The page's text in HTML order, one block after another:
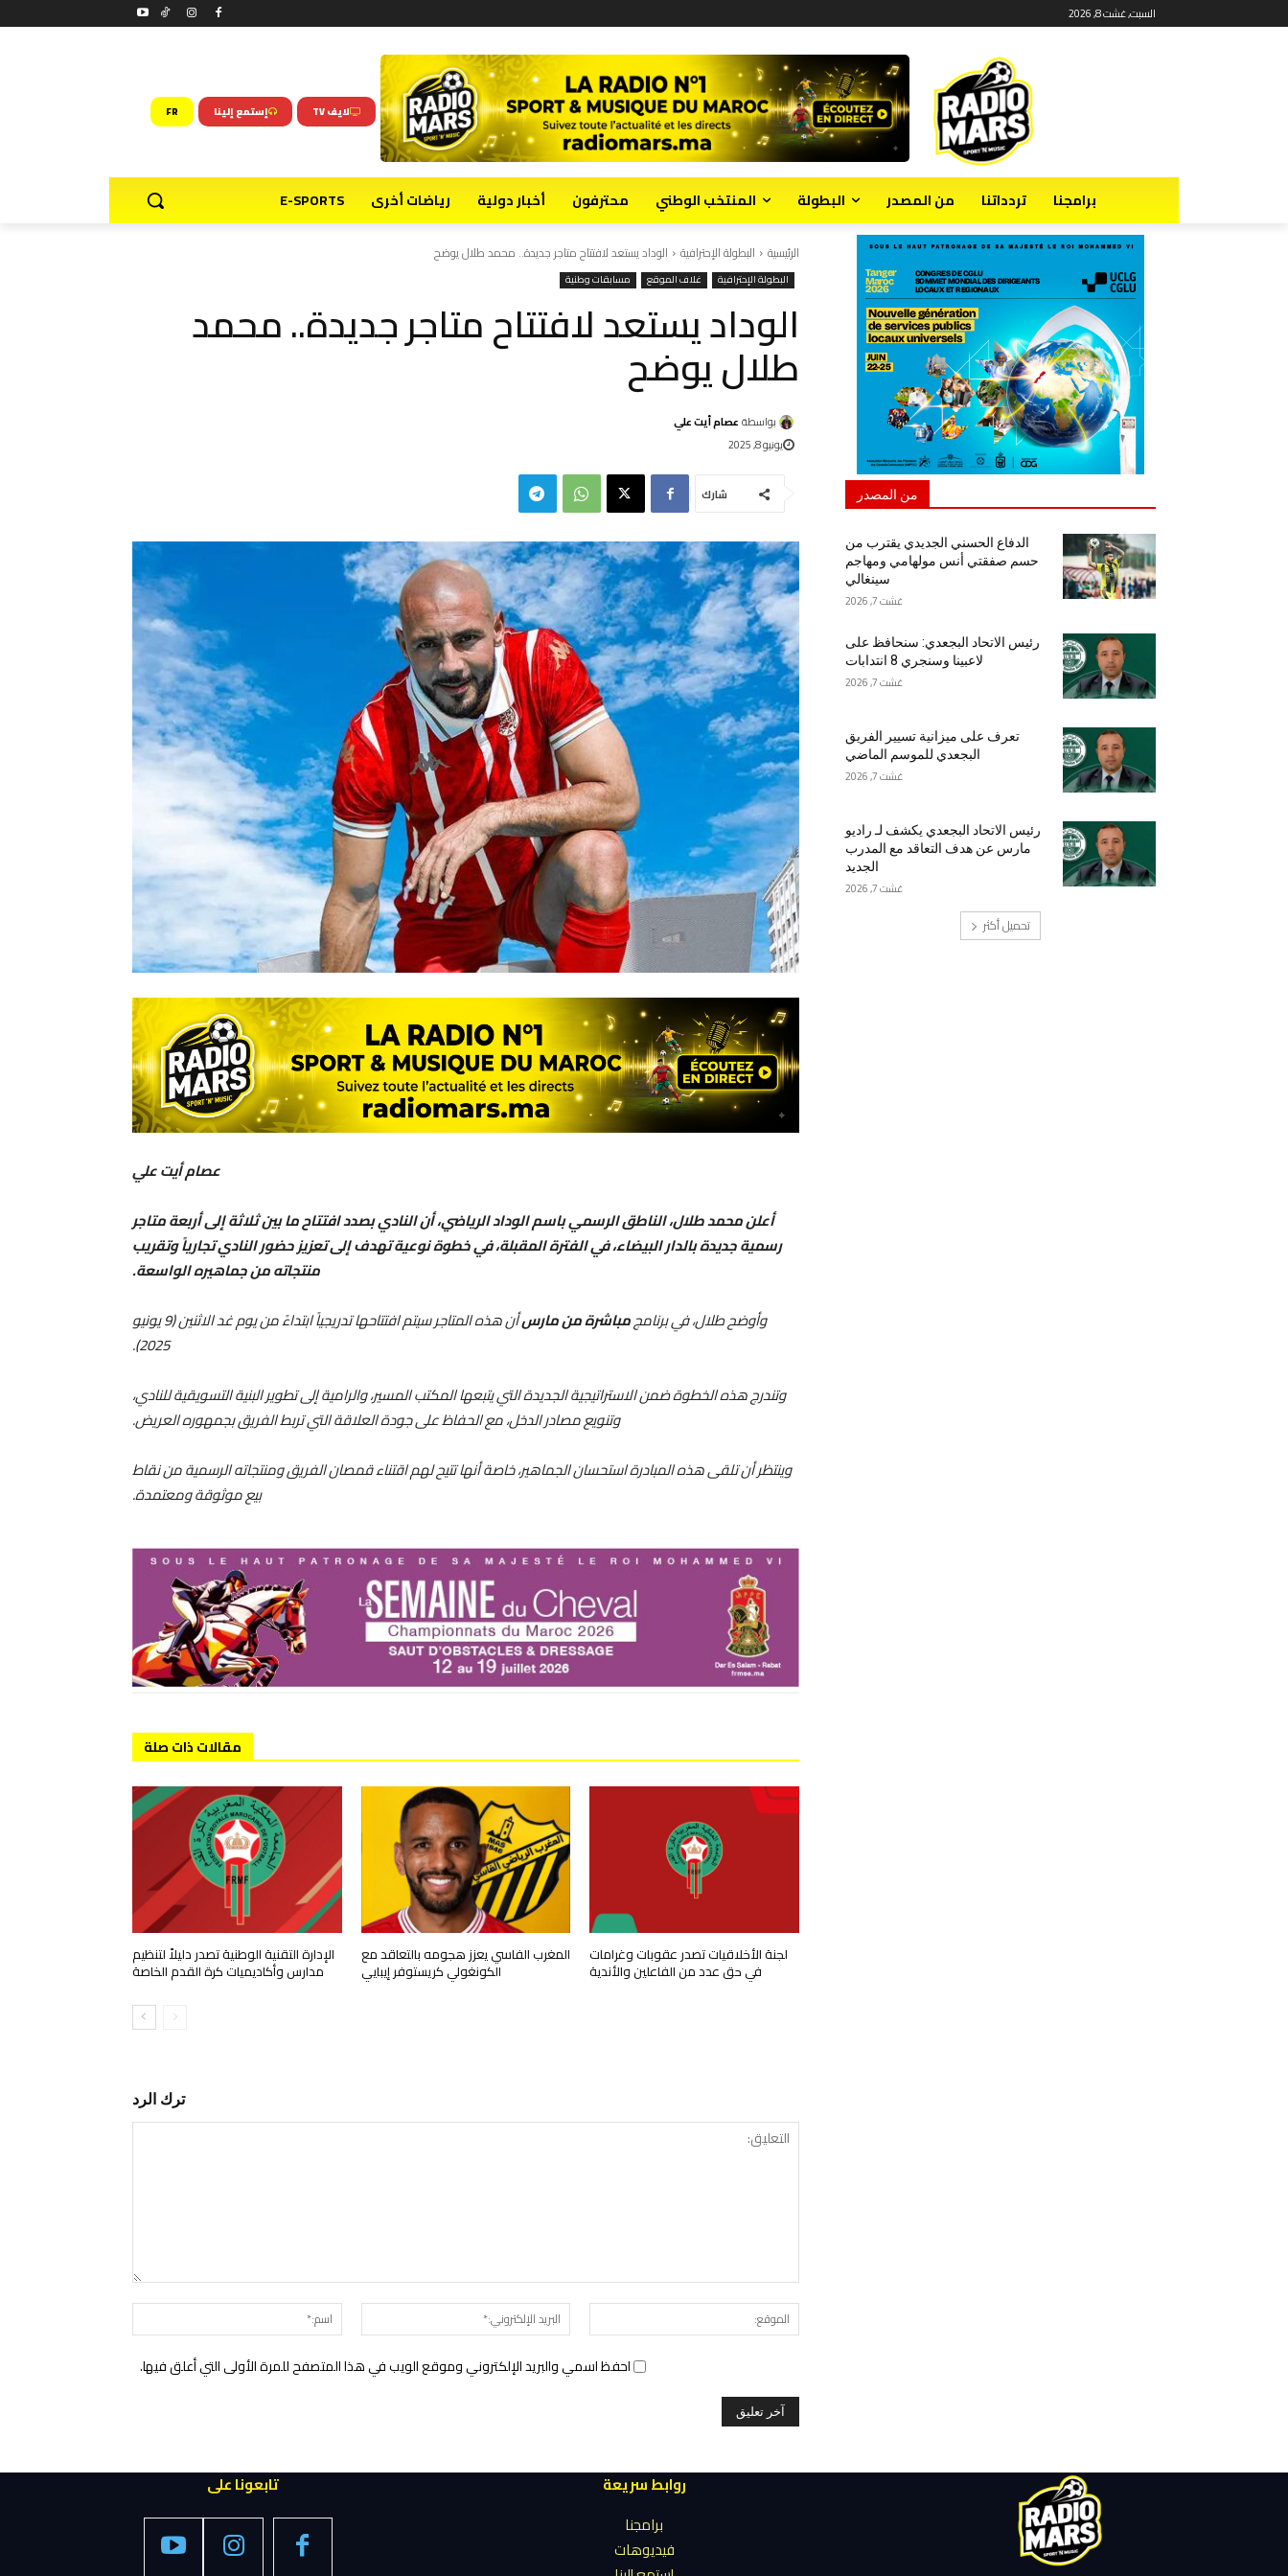
السبت, غشت 8, 2026
لايف TV إستمع إلينا FR
برامجنا تردداتنا من المصدر البطولة المنتخب الوطني محترفون أخبار دولية رياضات أخرى E-SPORTS
الرئيسية البطولة الإحترافية الوداد يستعد لافتتاح متاجر جديدة.. محمد طلال يوضح
البطولة الإحترافية غلاف الموقع مسابقات وطنية
الوداد يستعد لافتتاح متاجر جديدة.. محمد
طلال يوضح
بواسطة عصام أيت علي
يونيو 8, 2025
شارك
عصام أيت علي
أعلن محمد طلال، الناطق الرسمي باسم الوداد الرياضي، أن النادي بصدد افتتاح ما بين ثلاثة إلى أربعة متاجر
رسمية جديدة بالدار البيضاء، في الفترة المقبلة، في خطوة نوعية تهدف إلى تعزيز حضور النادي تجارياً وتقريب
منتجاته من جماهيره الواسعة.
وأوضح طلال، في برنامجمباشرة من مارس
أن هذه المتاجر سيتم افتتاحها تدريجياً ابتداءً من يوم غد الاثنين (9 يونيو
2025).
وتندرج هذه الخطوة ضمن الاستراتيجية الجديدة التي يتبعها المكتب المسير، والرامية إلى تطوير البنية التسويقية للنادي،
وتنويع مصادر الدخل، مع الحفاظ على جودة العلاقة التي تربط الفريق بجمهوره العريض.
وينتظر أن تلقى هذه المبادرة استحسان الجماهير، خاصة أنها تتيح لهم اقتناء قمصان الفريق ومنتجاته الرسمية من نقاط
بيع موثوقة ومعتمدة.
مقالات ذات صلة
لجنة الأخلاقيات تصدر عقوبات وغرامات
في حق عدد من الفاعلين والأندية
المغرب الفاسي يعزز هجومه بالتعاقد مع
الكونغولي كريستوفر إيبايي
الإدارة التقنية الوطنية تصدر دليلاً لتنظيم
مدارس وأكاديميات كرة القدم الخاصة
ترك الرد
التعليق:
اسم:*
البريد
الإلكتروني:*
الموقع:
احفظ اسمي والبريد الإلكتروني وموقع الويب في هذا المتصفح للمرة الأولى التي أعلق فيها.
من المصدر
الدفاع الحسني الجديدي يقترب من
حسم صفقتي أنس مولهامي ومهاجم
سينغالي
غشت 7, 2026
رئيس الاتحاد البجعدي: سنحافظ على
لاعبينا وسنجري 8 انتدابات
غشت 7, 2026
تعرف على ميزانية تسيير الفريق
البجعدي للموسم الماضي
غشت 7, 2026
رئيس الاتحاد البجعدي يكشف لـ راديو
مارس عن هدف التعاقد مع المدرب
الجديد
غشت 7, 2026
تحميل أكثر
تابعونا على
روابط سريعة
برامجنا
فيديوهات